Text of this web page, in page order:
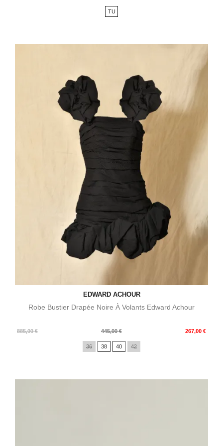
TU
EDWARD ACHOUR
Robe Bustier Drapée Noire À Volants Edward Achour
885,00 €
Prix
445,00 € 267,00 €
Prix
36 38 40 42